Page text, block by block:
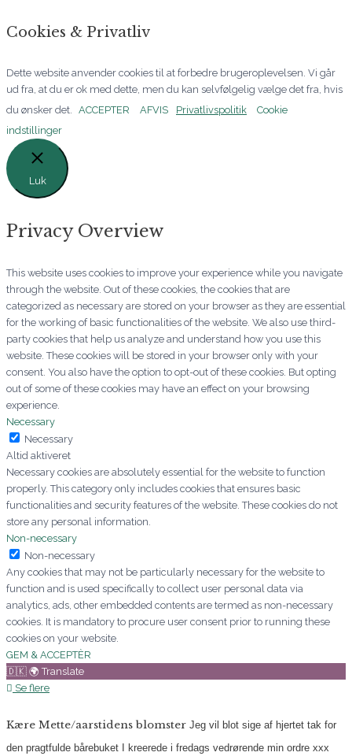
Cookies & Privatliv
Dette website anvender cookies til at forbedre brugeroplevelsen. Vi går
ud fra, at du er ok med dette, men du kan selvfølgelig vælge det fra, hvis
du ønsker det.
ACCEPTER AFVIS Privatlivspolitik
Cookie
indstillinger
Luk
Privacy Overview
This website uses cookies to improve your experience while you navigate
through the website. Out of these cookies, the cookies that are
categorized as necessary are stored on your browser as they are essential
for the working of basic functionalities of the website. We also use third-
party cookies that help us analyze and understand how you use this
website. These cookies will be stored in your browser only with your
consent. You also have the option to opt-out of these cookies. But opting
out of some of these cookies may have an effect on your browsing
experience.
Necessary
Necessary
Altid aktiveret
Necessary cookies are absolutely essential for the website to function
properly. This category only includes cookies that ensures basic
functionalities and security features of the website. These cookies do not
store any personal information.
Non-necessary
Non-necessary
Any cookies that may not be particularly necessary for the website to
function and is used specifically to collect user personal data via
analytics, ads, other embedded contents are termed as non-necessary
cookies. It is mandatory to procure user consent prior to running these
cookies on your website.
GEM & ACCEPTÈR
🇩🇰 🌍 Translate
Se flere
Kære Mette/aarstidens blomster Jeg vil blot sige af hjertet tak for
den pragtfulde bårebuket I kreerede i fredags vedrørende min ordre xxx